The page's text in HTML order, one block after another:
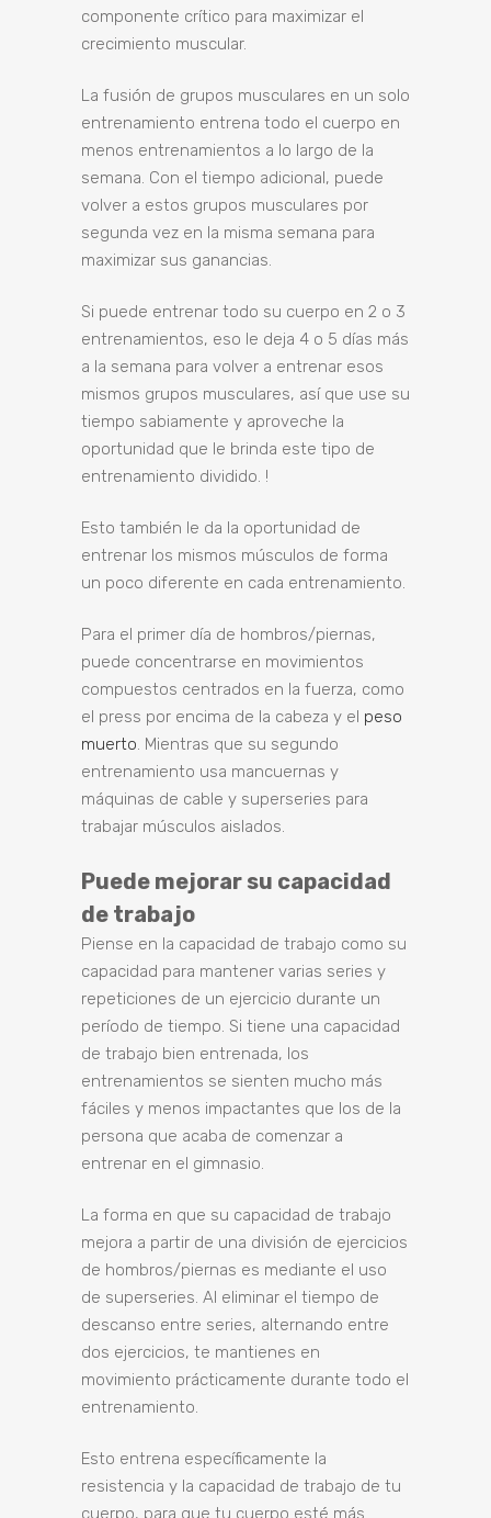
componente crítico para maximizar el
crecimiento muscular.
La fusión de grupos musculares en un solo
entrenamiento entrena todo el cuerpo en
menos entrenamientos a lo largo de la
semana. Con el tiempo adicional, puede
volver a estos grupos musculares por
segunda vez en la misma semana para
maximizar sus ganancias.
Si puede entrenar todo su cuerpo en 2 o 3
entrenamientos, eso le deja 4 o 5 días más
a la semana para volver a entrenar esos
mismos grupos musculares, así que use su
tiempo sabiamente y aproveche la
oportunidad que le brinda este tipo de
entrenamiento dividido. !
Esto también le da la oportunidad de
entrenar los mismos músculos de forma
un poco diferente en cada entrenamiento.
Para el primer día de hombros/piernas,
puede concentrarse en movimientos
compuestos centrados en la fuerza, como
el press por encima de la cabeza y el peso
muerto. Mientras que su segundo
entrenamiento usa mancuernas y
máquinas de cable y superseries para
trabajar músculos aislados.
Puede mejorar su capacidad
de trabajo
Piense en la capacidad de trabajo como su
capacidad para mantener varias series y
repeticiones de un ejercicio durante un
período de tiempo. Si tiene una capacidad
de trabajo bien entrenada, los
entrenamientos se sienten mucho más
fáciles y menos impactantes que los de la
persona que acaba de comenzar a
entrenar en el gimnasio.
La forma en que su capacidad de trabajo
mejora a partir de una división de ejercicios
de hombros/piernas es mediante el uso
de superseries. Al eliminar el tiempo de
descanso entre series, alternando entre
dos ejercicios, te mantienes en
movimiento prácticamente durante todo el
entrenamiento.
Esto entrena específicamente la
resistencia y la capacidad de trabajo de tu
cuerpo, para que tu cuerpo esté más